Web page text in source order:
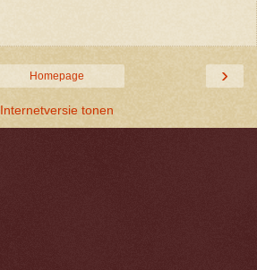
›
Homepage
Internetversie tonen